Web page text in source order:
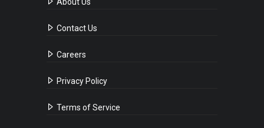
Contact Us
Careers
Privacy Policy
Terms of Service